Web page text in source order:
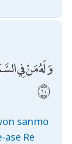
وَلَهُ مَنْ فِي
sanmo
Re